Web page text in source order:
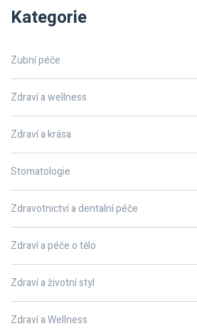
Kategorie
Zubní péče
Zdraví a wellness
Zdraví a krása
Stomatologie
Zdravotnictví a dentalní péče
Zdraví a péče o tělo
Zdraví a životní styl
Zdraví a Wellness